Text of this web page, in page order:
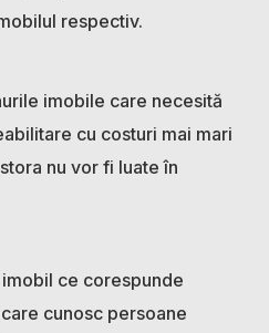
respectiv.
imobile care necesită
cu costuri mai mari
nu vor fi luate în
ce corespunde
cunosc persoane